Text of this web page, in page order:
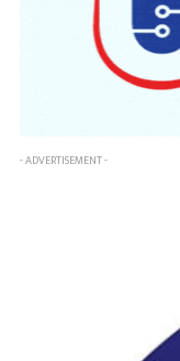
- ADVERTISEMENT -